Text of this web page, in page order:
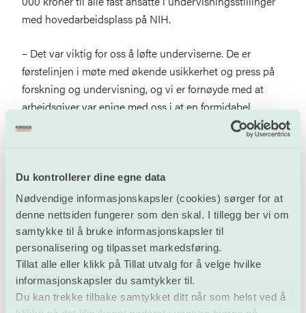
Du kontrollerer dine egne data
Nødvendige informasjonskapsler (cookies) sørger for at
denne nettsiden fungerer som den skal. I tillegg ber vi om
samtykke til å bruke informasjonskapsler til
personalisering og tilpasset markedsføring.
Tillat alle eller klikk på Tillat utvalg for å velge hvilke
informasjonskapsler du samtykker til.
Du kan trekke tilbake samtykket ditt når som helst ved å
med hovedarbeidsplass på NIH.
– Det var viktig for oss å løfte underviserne. De er
førstelinjen i møte med økende usikkerhet og press på
forskning og undervisning, og vi er fornøyde med at
arbeidsgiver var enige med oss i at en formidabel
innsats over flere år med strammere rammebetingelser
Han forteller at alle medlemmer i faste stillinger fikk et
oppgjør som var bedre enn den disponible rammen på
3,3 prosent.
Ved Lovisenberg Diakonale sykehus har
Forskerforbundet over flere år jobbet målrettet for å løfte
lønnsnivået til kliniske ernæringsfysiologer.